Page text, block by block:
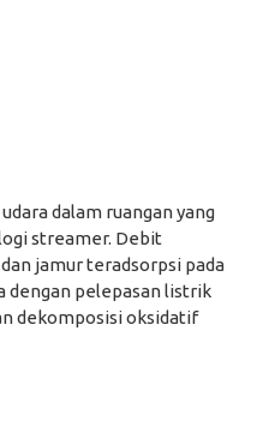
dalam ruangan yang
streamer. Debit
jamur teradsorpsi pada
dengan pelepasan listrik
dekomposisi oksidatif